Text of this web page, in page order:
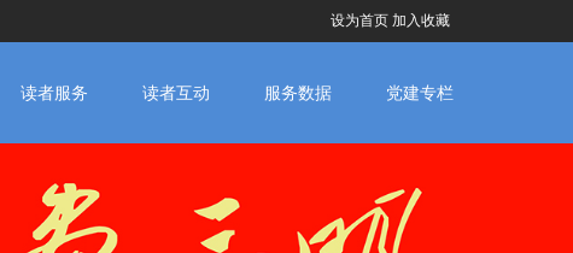
设为首页 加入收藏
读者服务 读者互动 服务数据 党建专栏